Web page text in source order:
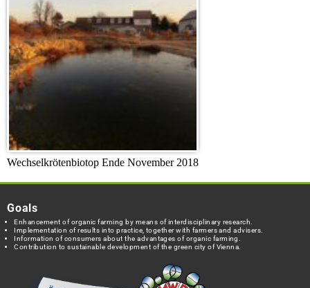
Wechselkrötenbiotop Ende November 2018
Goals
Enhancement of organic farming by means of interdisciplinary research.
Implementation of results into practice, together with farmers and advisers.
Information of consumers about the advantages of organic farming.
Contribution to sustainable development of the green city of Vienna.